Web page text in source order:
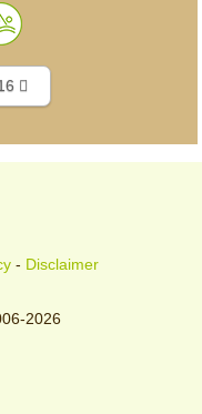
- Disclaimer
2026